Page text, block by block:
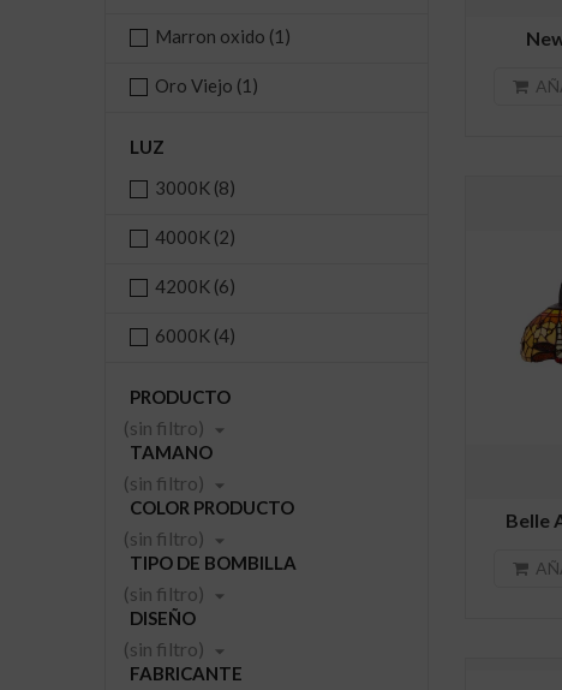
Marron oxido (1)
Oro Viejo (1)
LUZ
3000K (8)
4000K (2)
4200K (6)
6000K (4)
PRODUCTO
(sin filtro) 
TAMANO
(sin filtro) 
COLOR PRODUCTO
(sin filtro) 
TIPO DE BOMBILLA
(sin filtro) 
DISEÑO
(sin filtro) 
FABRICANTE
Belle